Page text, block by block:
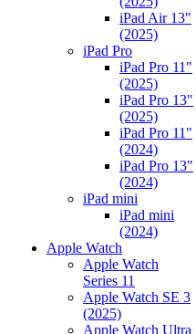
iPad Air 13"
(2025)
iPad Pro
iPad Pro 11"
(2025)
iPad Pro 13"
(2025)
iPad Pro 11"
(2024)
iPad Pro 13"
(2024)
iPad mini
iPad mini
(2024)
Apple Watch
Apple Watch
Series 11
Apple Watch SE 3
(2025)
Apple Watch Ultra